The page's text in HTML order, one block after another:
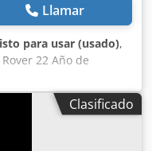
Llamar
para usar (usado),
22 Año de
Área de trabajo
Eje Z: 155 mm 6
de bakelitaClasificado